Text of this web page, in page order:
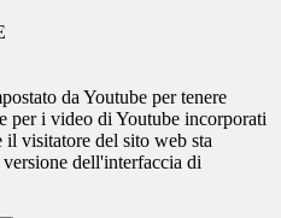
da Youtube per tenere
per i video di Youtube incorporati
il visitatore del sito web sta
dell'interfaccia di